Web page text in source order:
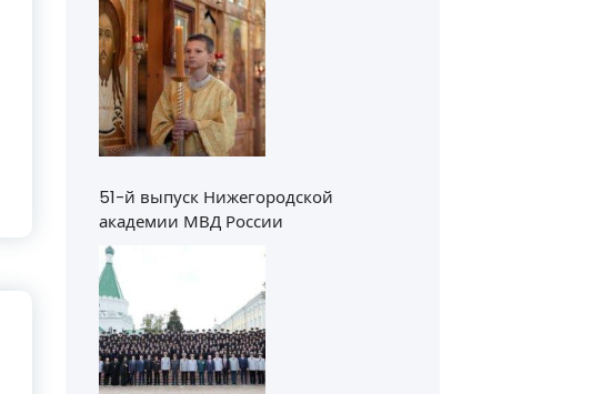
51-й выпуск Нижегородской
академии МВД России